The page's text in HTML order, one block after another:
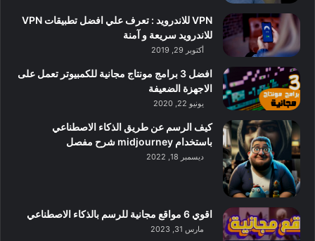
VPN للاندرويد : تعرف علي افضل تطبيقات VPN
للاندرويد سريعة و آمنة
أكتوبر 29, 2019
افضل 3 برامج مونتاج مجانية للكمبيوتر تعمل على
الاجهزة الضعيفة
يونيو 22, 2020
كيف الرسم عن طريق الذكاء الاصطناعي
باستخدام midjourney شرح مفصل
ديسمبر 18, 2022
اقوي 6 مواقع مجانية للرسم بالذكاء الاصطناعي
مارس 31, 2023